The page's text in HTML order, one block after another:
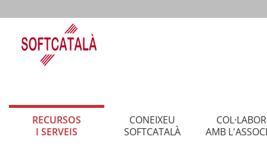
RECURSOS
I SERVEIS
CONEIXEU
SOFTCATALÀ
AMB